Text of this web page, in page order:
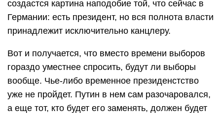
создастся картина наподобие той, что сейчас в
Германии: есть президент, но вся полнота власти
принадлежит исключительно канцлеру.
Вот и получается, что вместо времени выборов
гораздо уместнее спросить, будут ли выборы
вообще. Чье-либо временное президенстство
уже не пройдет. Путин в нем сам разочаровался,
а еще тот, кто будет его заменять, должен будет